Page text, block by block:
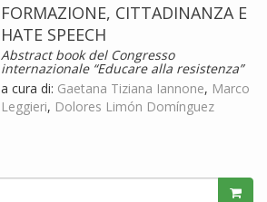
FORMAZIONE, CITTADINANZA E
HATE SPEECH
Abstract book del Congresso
internazionale “Educare alla resistenza”
a cura di: Gaetana Tiziana Iannone, Marco
Leggieri, Dolores Limón Domínguez